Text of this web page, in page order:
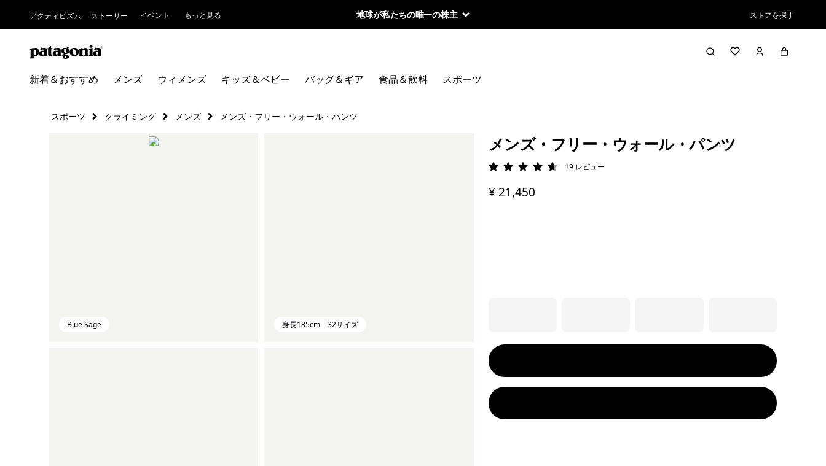
アクティビズム ストーリー イベント もっと見る 地球が私たちの唯一の株主 ストアを探す
新着＆おすすめ メンズ ウィメンズ キッズ＆ベビー バッグ＆ギア 食品＆飲料 スポーツ
スポーツ クライミング メンズ メンズ・フリー・ウォール・パンツ
Blue Sage 身長185cm 32サイズ
メンズ・フリー・ウォール・パンツ
評価: 4.6 / 5
19 レビュー
¥ 21,450